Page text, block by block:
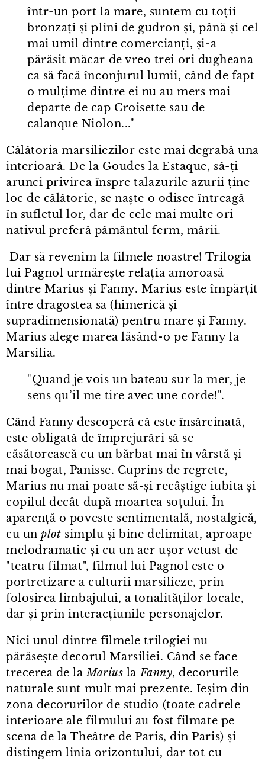
într⁠-⁠un port la mare, suntem cu toții
bronzați și plini de gudron și, până și cel
mai umil dintre comercianți, și⁠-⁠a
părăsit măcar de vreo trei ori dugheana
ca să facă înconjurul lumii, când de fapt
o mulțime dintre ei nu au mers mai
departe de cap Croisette sau de
calanque Niolon..."
Călătoria marsiliezilor este mai degrabă una
interioară. De la Goudes la Estaque, să-ți
arunci privirea înspre talazurile azurii ține
loc de călătorie, se naște o odisee întreagă
în sufletul lor, dar de cele mai multe ori
nativul preferă pământul ferm, mării.
Dar să revenim la filmele noastre! Trilogia
lui Pagnol urmărește relația amoroasă
dintre Marius și Fanny. Marius este împărțit
între dragostea sa (himerică și
supradimensionată) pentru mare și Fanny.
Marius alege marea lăsând⁠-⁠o pe Fanny la
Marsilia.
"Quand je vois un bateau sur la mer, je
sens qu’il me tire avec une corde!".
Când Fanny descoperă că este însărcinată,
este obligată de împrejurări să se
căsătorească cu un bărbat mai în vârstă și
mai bogat, Panisse. Cuprins de regrete,
Marius nu mai poate să-și recâștige iubita și
copilul decât după moartea soțului. În
aparență o poveste sentimentală, nostalgică,
cu unplot simplu și bine delimitat, aproape
melodramatic și cu un aer ușor vetust de
"teatru filmat", filmul lui Pagnol este o
portretizare a culturii marsilieze, prin
folosirea limbajului, a tonalităților locale,
dar și prin interacțiunile personajelor.
Nici unul dintre filmele trilogiei nu
părăsește decorul Marsiliei. Când se face
trecerea de laMarius laFanny, decorurile
naturale sunt mult mai prezente. Ieșim din
zona decorurilor de studio (toate cadrele
interioare ale filmului au fost filmate pe
scena de la Theâtre de Paris, din Paris) și
distingem linia orizontului, dar tot cu